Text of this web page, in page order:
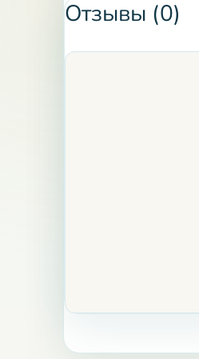
используется в
благоприятно
Посланники бога
будущее человека.
Отзывы (0)